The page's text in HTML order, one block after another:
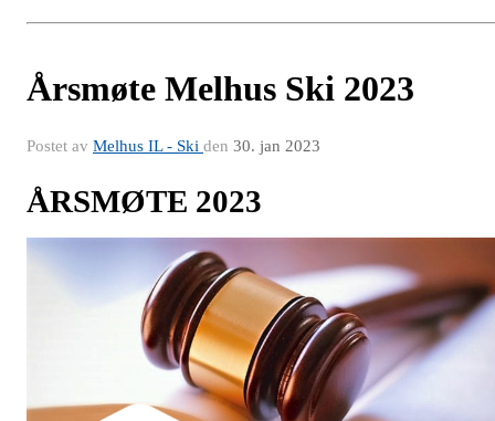
Årsmøte Melhus Ski 2023
Postet av Melhus IL - Ski den 30. jan 2023
ÅRSMØTE 2023